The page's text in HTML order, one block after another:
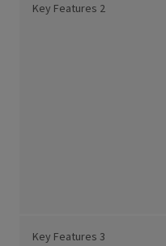
Key Features 2
Key Features 3